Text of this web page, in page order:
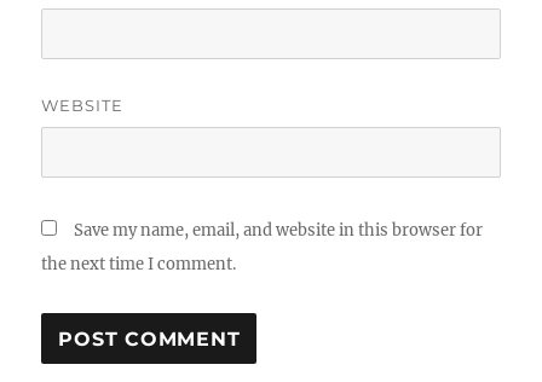
WEBSITE
Save my name, email, and website in this browser for
the next time I comment.